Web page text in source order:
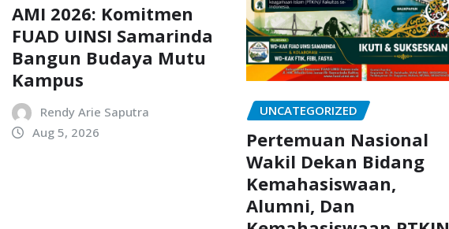
AMI 2026: Komitmen
FUAD UINSI Samarinda
Bangun Budaya Mutu
Kampus
Rendy Arie Saputra
Aug 5, 2026
UNCATEGORIZED
Pertemuan Nasional
Wakil Dekan Bidang
Kemahasiswaan,
Alumni, Dan